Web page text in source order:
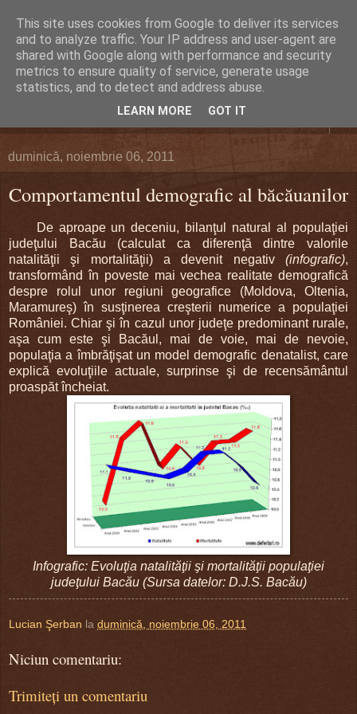
DEFERLĂRI
Despre şi pentru Bacău. Totul la obiect.
duminică, noiembrie 06, 2011
Comportamentul demografic al băcăuanilor
De aproape un deceniu, bilanţul natural al populaţiei
judeţului Bacău (calculat ca diferenţă dintre valorile
natalităţii şi mortalităţii) a devenit negativ (infografic),
transformând în poveste mai vechea realitate demografică
despre rolul unor regiuni geografice (Moldova, Oltenia,
Maramureş) în susţinerea creşterii numerice a populaţiei
României. Chiar şi în cazul unor judeţe predominant rurale,
aşa cum este şi Bacăul, mai de voie, mai de nevoie,
populaţia a îmbrăţişat un model demografic denatalist, care
explică evoluţiile actuale, surprinse şi de recensământul
proaspăt încheiat.
Infografic: Evoluţia natalităţii şi mortalităţii populaţiei
judeţului Bacău (Sursa datelor: D.J.S. Bacău)
Lucian Şerban la duminică, noiembrie 06, 2011
Niciun comentariu:
Trimiteți un comentariu
This site uses cookies from Google to deliver its services
and to analyze traffic. Your IP address and user-agent are
shared with Google along with performance and security
metrics to ensure quality of service, generate usage
statistics, and to detect and address abuse.
LEARN MORE GOT IT